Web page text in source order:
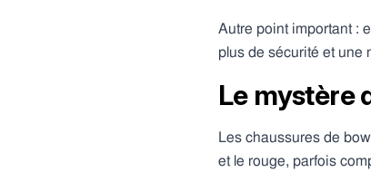
Autre point important :
plus de sécurité et une
Le mystère
Les chaussures de
et le rouge, parfois